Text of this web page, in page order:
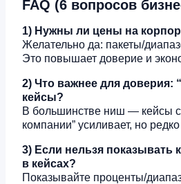
FAQ (6 вопросов
1) Нужны ли цены на
Желательно да: пакеты/
Это повышает доверие и
2) Что важнее для доверия:
кейсы?
В большинстве ниш — кейсы с
компании” усиливает, но
3) Если нельзя показывать
в кейсах?
Показывайте проценты/